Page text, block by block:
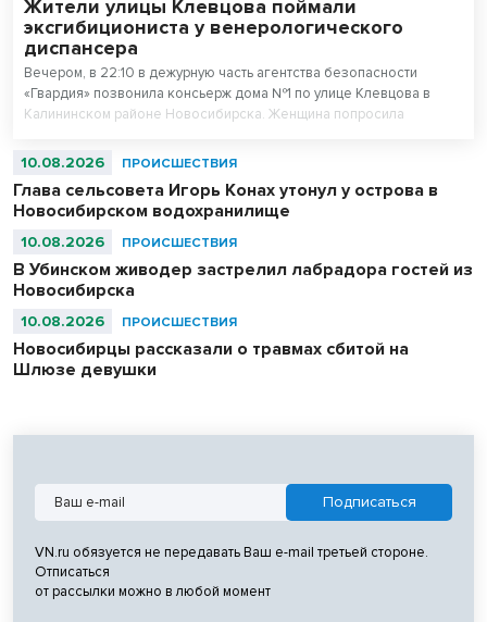
Жители улицы Клевцова поймали
эксгибициониста у венерологического
диспансера
Вечером, в 22:10 в дежурную часть агентства безопасности
«Гвардия» позвонила консьерж дома №1 по улице Клевцова в
Калининском районе Новосибирска. Женщина попросила
10.08.2026 ПРОИСШЕСТВИЯ
Глава сельсовета Игорь Конах утонул у острова в
Новосибирском водохранилище
10.08.2026 ПРОИСШЕСТВИЯ
В Убинском живодер застрелил лабрадора гостей из
Новосибирска
10.08.2026 ПРОИСШЕСТВИЯ
Новосибирцы рассказали о травмах сбитой на
Шлюзе девушки
VN.ru обязуется не передавать Ваш e-mail третьей стороне.
Отписаться
от рассылки можно в любой момент